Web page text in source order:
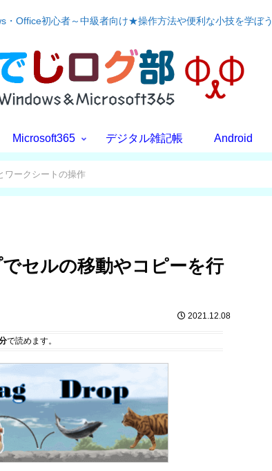
・Office初心者～中級者向け★操作方法や便利な小技を学ぼう
Microsoft365 デジタル雑記帳 Android
ワークシートの操作
セルの移動やコピーを行
2021.12.08
で読めます。